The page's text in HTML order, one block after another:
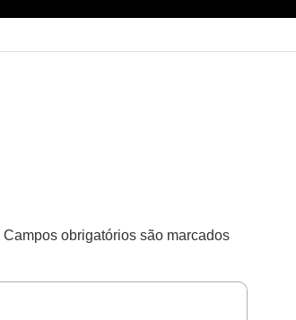
Campos obrigatórios são marcados